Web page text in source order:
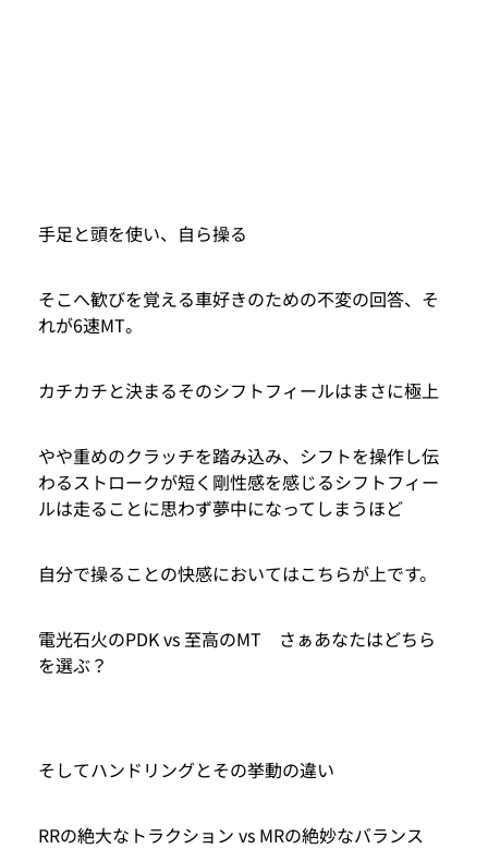
手足と頭を使い、自ら操る
そこへ歓びを覚える車好きのための不変の回答、そ
れが6速MT。
カチカチと決まるそのシフトフィールはまさに極上
やや重めのクラッチを踏み込み、シフトを操作し伝
わるストロークが短く剛性感を感じるシフトフィー
ルは走ることに思わず夢中になってしまうほど
自分で操ることの快感においてはこちらが上です。
電光石火のPDK vs 至高のMT さぁあなたはどちら
を選ぶ？
そしてハンドリングとその挙動の違い
RRの絶大なトラクション vs MRの絶妙なバランス